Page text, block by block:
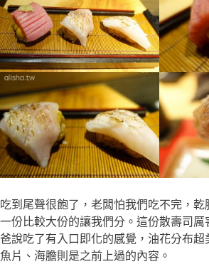
吃到尾聲很飽了，老闆怕我們吃不完，
一份比較大份的讓我們分。這份散壽司
爸說吃了有入口即化的感覺，油花分布超
魚片、海膽則是之前上過的內容。